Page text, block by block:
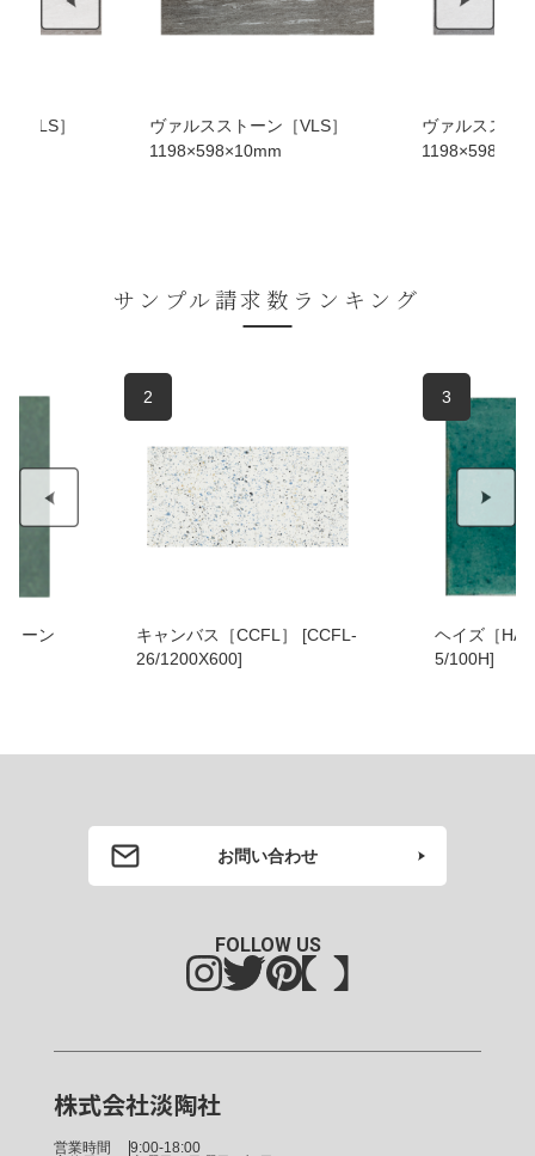
VLS］
ヴァルスストーン［VLS］
1198×598×10mm
ヴァルススト
サンプル請求数ランキング
ーン
2
キャンバス［CCFL］ [CCFL-
26/1200X600]
3
ヘイズ［HAZ］
5/100H]
お問い合わせ
株式会社淡陶社
営業時間
9:00-18:00
FOLLOW US